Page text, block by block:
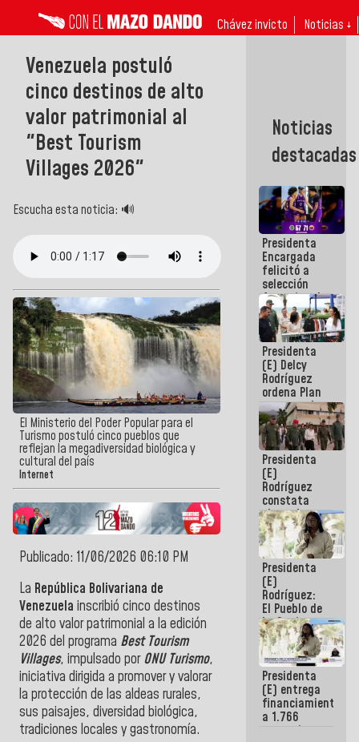
Chávez invicto Noticias ↓
Venezuela postuló
cinco destinos de alto
valor patrimonial al
"Best Tourism
Villages 2026"
Escucha esta noticia: 🔊
El Ministerio del Poder Popular para el
Turismo postuló cinco pueblos que
reflejan la megadiversidad biológica y
cultural del país
Internet
Publicado: 11/06/2026 06:10 PM
La República Bolivariana de
Venezuela inscribió cinco destinos
de alto valor patrimonial a la edición
2026 del programa Best Tourism
Villages, impulsado porONU Turismo,
iniciativa dirigida a promover y valorar
la protección de las aldeas rurales,
sus paisajes, diversidad biológica,
tradiciones locales y gastronomía.
Noticias
destacadas
Presidenta
Encargada
felicitó a
selección
femenina de
baloncesto
por su
clasificación
a la
AmeriCup
2027
Presidenta
(E) Delcy
Rodríguez
ordena Plan
maestro de
desarrollo
logístico y
turístico
para La
Guaira
Presidenta
(E)
Rodríguez
constata
obras de
rehabilitación
de Escuela
Militar de
Mamo en La
Guaira
Presidenta
(E)
Rodríguez:
El Pueblo de
La Guaira
siempre
estará
acompañada
por el
Gobierno
Nacional
Presidenta
(E) entrega
financiamientos
a 1.766
comerciantes